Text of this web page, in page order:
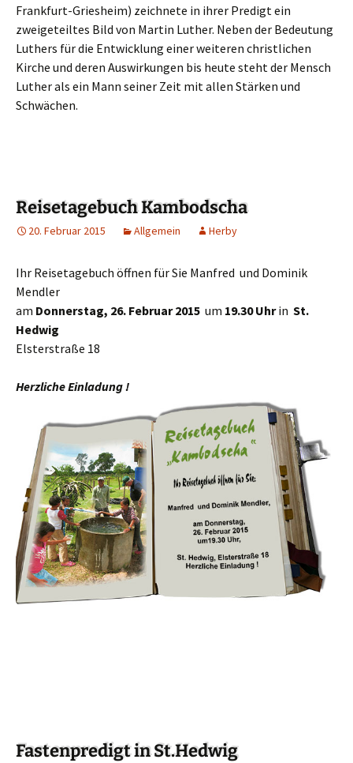
Frankfurt-Griesheim) zeichnete in ihrer Predigt ein
zweigeteiltes Bild von Martin Luther. Neben der Bedeutung
Luthers für die Entwicklung einer weiteren christlichen
Kirche und deren Auswirkungen bis heute steht der Mensch
Luther als ein Mann seiner Zeit mit allen Stärken und
Schwächen.
Reisetagebuch Kambodscha
20. Februar 2015 Allgemein Herby
Ihr Reisetagebuch öffnen für Sie Manfred und Dominik
Mendler
am Donnerstag, 26. Februar 2015 um 19.30 Uhrin St.
Hedwig
Elsterstraße 18
Herzliche Einladung !
Fastenpredigt in St.Hedwig